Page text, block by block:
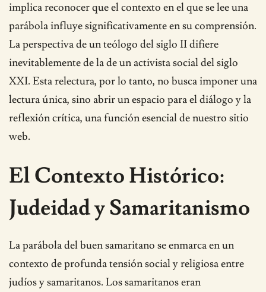
implica reconocer que el contexto en el que se lee una
parábola influye significativamente en su comprensión.
La perspectiva de un teólogo del siglo II difiere
inevitablemente de la de un activista social del siglo
XXI. Esta relectura, por lo tanto, no busca imponer una
lectura única, sino abrir un espacio para el diálogo y la
reflexión crítica, una función esencial de nuestro sitio
web.
El Contexto Histórico:
Judeidad y Samaritanismo
La parábola del buen samaritano se enmarca en un
contexto de profunda tensión social y religiosa entre
judíos y samaritanos. Los samaritanos eran